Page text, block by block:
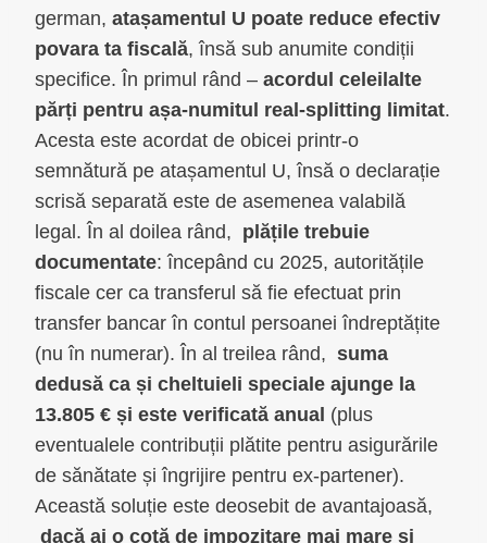
german, atașamentul U poate reduce efectiv
povara ta fiscală, însă sub anumite condiții
specifice. În primul rând – acordul celeilalte
părți pentru așa-numitul real-splitting limitat.
Acesta este acordat de obicei printr-o
semnătură pe atașamentul U, însă o declarație
scrisă separată este de asemenea valabilă
legal. În al doilea rând, plățile trebuie
documentate: începând cu 2025, autoritățile
fiscale cer ca transferul să fie efectuat prin
transfer bancar în contul persoanei îndreptățite
(nu în numerar). În al treilea rând, suma
dedusă ca și cheltuieli speciale ajunge la
13.805 € și este verificată anual (plus
eventualele contribuții plătite pentru asigurările
de sănătate și îngrijire pentru ex-partener).
Această soluție este deosebit de avantajoasă,
dacă ai o cotă de impozitare mai mare și